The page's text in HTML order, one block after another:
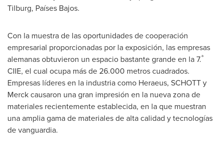
Tilburg, Países Bajos.
Con la muestra de las oportunidades de cooperación
empresarial proporcionadas por la exposición, las empresas
alemanas obtuvieron un espacio bastante grande en la 7.ª
CIIE, el cual ocupa más de 26.000 metros cuadrados.
Empresas líderes en la industria como Heraeus, SCHOTT y
Merck causaron una gran impresión en la nueva zona de
materiales recientemente establecida, en la que muestran
una amplia gama de materiales de alta calidad y tecnologías
de vanguardia.